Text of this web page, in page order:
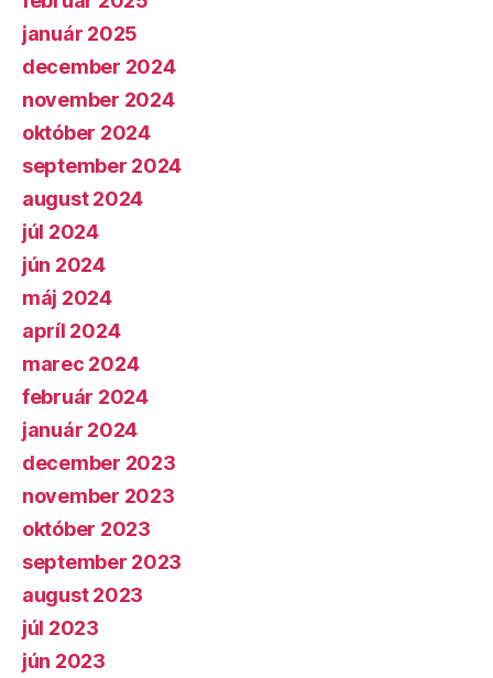
január 2025
december 2024
november 2024
október 2024
september 2024
august 2024
júl 2024
jún 2024
máj 2024
apríl 2024
marec 2024
február 2024
január 2024
december 2023
november 2023
október 2023
september 2023
august 2023
júl 2023
jún 2023